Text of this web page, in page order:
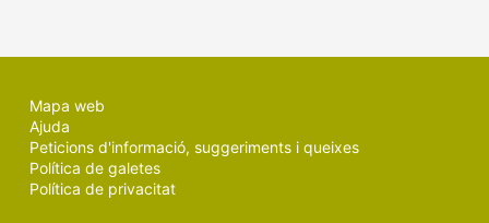
Mapa web
Ajuda
Peticions d'informació, suggeriments i queixes
Política de galetes
Política de privacitat